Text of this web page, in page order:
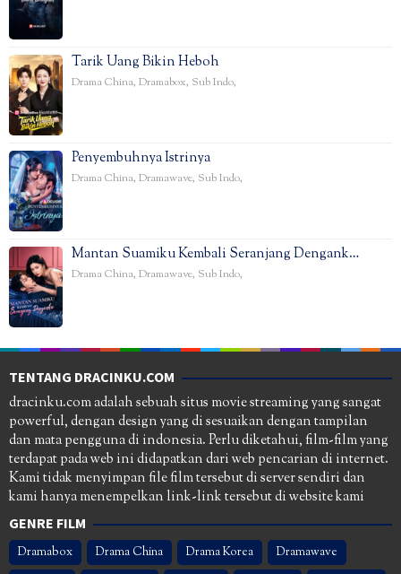
Tarik Uang Bikin Heboh
Drama China, Dramabox, Sub Indo,
Penyembuhnya Istrinya
Drama China, Dramawave, Sub Indo,
Mantan Suamiku Kembali Seranjang Dengank…
Drama China, Dramawave, Sub Indo,
TENTANG DRACINKU.COM
dracinku.com adalah sebuah situs movie streaming yang sangat
powerful, dengan design yang di sesuaikan dengan tampilan
dan mata pengguna di indonesia. Perlu diketahui, film-film yang
terdapat pada web ini didapatkan dari web pencarian di internet.
Kami tidak menyimpan file film tersebut di server sendiri dan
kami hanya menempelkan link-link tersebut di website kami
GENRE FILM
Dramabox Drama China Drama Korea
Dramawave